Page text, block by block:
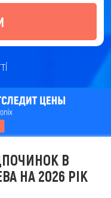
В
НА 2026 РІК